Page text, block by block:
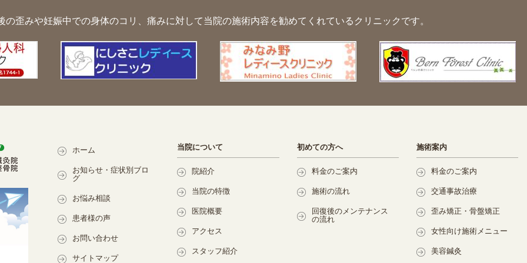
の歪みや妊娠中での身体のコリ、痛みに対して当院の施術内容を勧めてくれているクリニックです。
ホーム
お知らせ・症状別ブロ
グ
お悩み相談
患者様の声
お問い合わせ
サイトマップ
当院について
院紹介
当院の特徴
医院概要
アクセス
スタッフ紹介
初めての方へ
料金のご案内
施術の流れ
回復後のメンテナンス
の流れ
施術案内
料金のご案内
交通事故治療
歪み矯正・骨盤矯正
女性向け施術メニュー
美容鍼灸